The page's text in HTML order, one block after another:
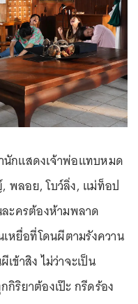
นักแสดงเจ้าพ่อแทบหมด
, พลอย, โบว์ลิ่ง, แม่ท็อป
ะครต้องห้ามพลาด
หยื่อที่โดนผีตามรังควาน
ข้าสิง ไม่ว่าจะเป็น
กิริยาต้องเป๊ะ กรีดร้อง